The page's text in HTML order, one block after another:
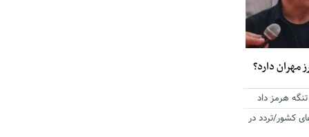
مهران دارد؟
هرمز داد
کشور/تردد در